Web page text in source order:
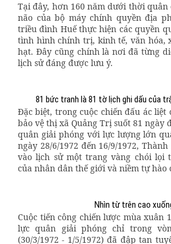
Tại đây, hơn 160 năm dưới thời
não của bộ máy chính quyền địa
triều đình Huế thực hiện các quyền
tình hình chính trị, kinh tế, văn hóa,
hạt. Ðây cũng chính là nơi đã từng
lịch sử đáng được lưu ý.
81 bức tranh là 81 tờ lịch ghi dấu của
Ðặc biệt, trong cuộc chiến đấu ác liệt
bảo vệ thị xã Quảng Trị suốt 81 ngày
quân giải phóng với lực lượng lớn
ngày 28/6/1972 đến 16/9/1972,
vào lịch sử một trang vàng chói lọi
của nhân dân thế giới và niềm tự hào
Nhìn từ trên cao
Cuộc tiến công chiến lược mùa xuân
lực quân giải phóng chỉ trong
(30/3/1972 - 1/5/1972) đã đập tan